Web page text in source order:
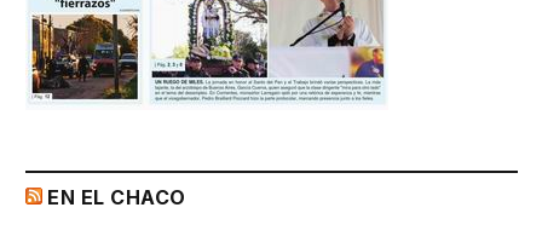
EN EL CHACO